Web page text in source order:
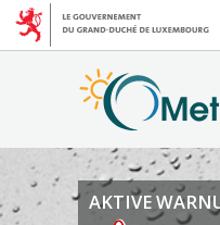
AKTIVE